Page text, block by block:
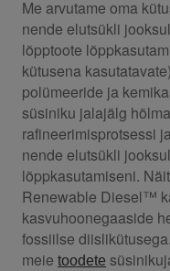
Me arvutame oma
nende elutsükli
lõpptoote
kütusena
polümeeride ja
süsiniku jalajälg
rafineerimisprotsessi
nende elutsükli
lõppkasutamiseni.
Renewable Diesel™
kasvuhoonegaaside
fossiilse
meie toodete